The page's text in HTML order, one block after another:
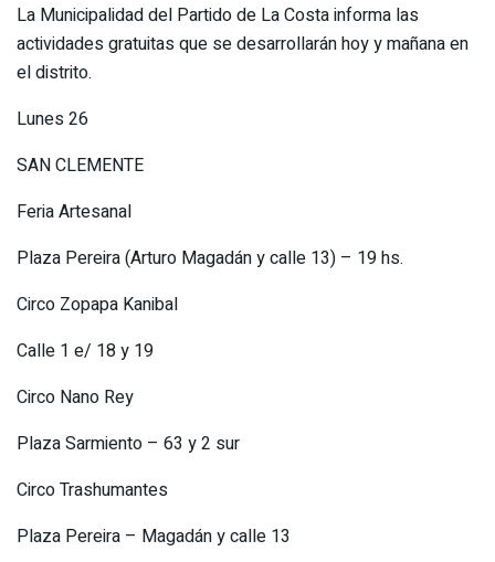
La Municipalidad del Partido de La Costa informa las
actividades gratuitas que se desarrollarán hoy y mañana en
el distrito.
Lunes 26
SAN CLEMENTE
Feria Artesanal
Plaza Pereira (Arturo Magadán y calle 13) – 19 hs.
Circo Zopapa Kanibal
Calle 1 e/ 18 y 19
Circo Nano Rey
Plaza Sarmiento – 63 y 2 sur
Circo Trashumantes
Plaza Pereira – Magadán y calle 13